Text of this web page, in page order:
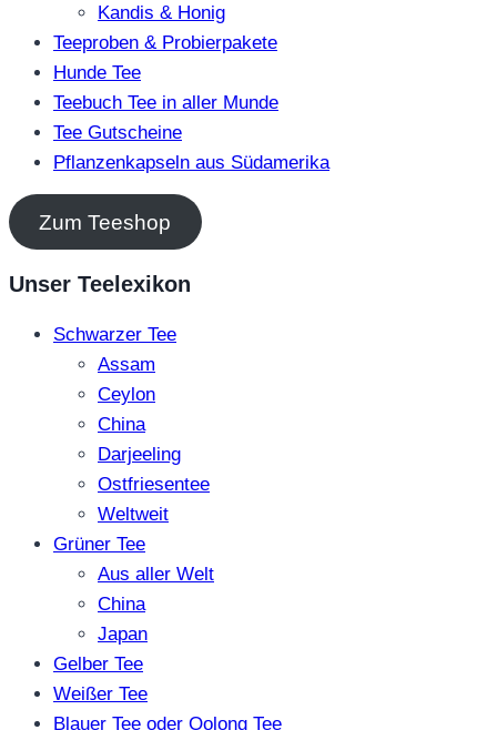
Kandis & Honig
Teeproben & Probierpakete
Hunde Tee
Teebuch Tee in aller Munde
Tee Gutscheine
Pflanzenkapseln aus Südamerika
Zum Teeshop
Unser Teelexikon
Schwarzer Tee
Assam
Ceylon
China
Darjeeling
Ostfriesentee
Weltweit
Grüner Tee
Aus aller Welt
China
Japan
Gelber Tee
Weißer Tee
Blauer Tee oder Oolong Tee